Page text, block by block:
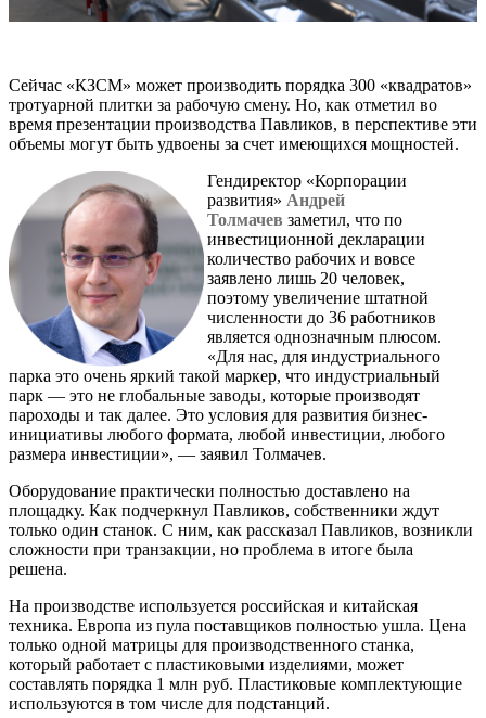
Сейчас «КЗСМ» может производить порядка 300 «квадратов»
тротуарной плитки за рабочую смену. Но, как отметил во
время презентации производства Павликов, в перспективе эти
объемы могут быть удвоены за счет имеющихся мощностей.
Гендиректор «Корпорации
развития» Андрей
Толмачев заметил, что по
инвестиционной декларации
количество рабочих и вовсе
заявлено лишь 20 человек,
поэтому увеличение штатной
численности до 36 работников
является однозначным плюсом.
«Для нас, для индустриального
парка это очень яркий такой маркер, что индустриальный
парк — это не глобальные заводы, которые производят
пароходы и так далее. Это условия для развития бизнес-
инициативы любого формата, любой инвестиции, любого
размера инвестиции», — заявил Толмачев.
Оборудование практически полностью доставлено на
площадку. Как подчеркнул Павликов, собственники ждут
только один станок. С ним, как рассказал Павликов, возникли
сложности при транзакции, но проблема в итоге была
решена.
На производстве используется российская и китайская
техника. Европа из пула поставщиков полностью ушла. Цена
только одной матрицы для производственного станка,
который работает с пластиковыми изделиями, может
составлять порядка 1 млн руб. Пластиковые комплектующие
используются в том числе для подстанций.